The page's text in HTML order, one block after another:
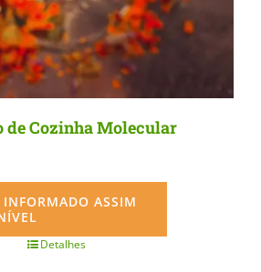
de Cozinha Molecular
INFORMADO ASSIM
Detalhes